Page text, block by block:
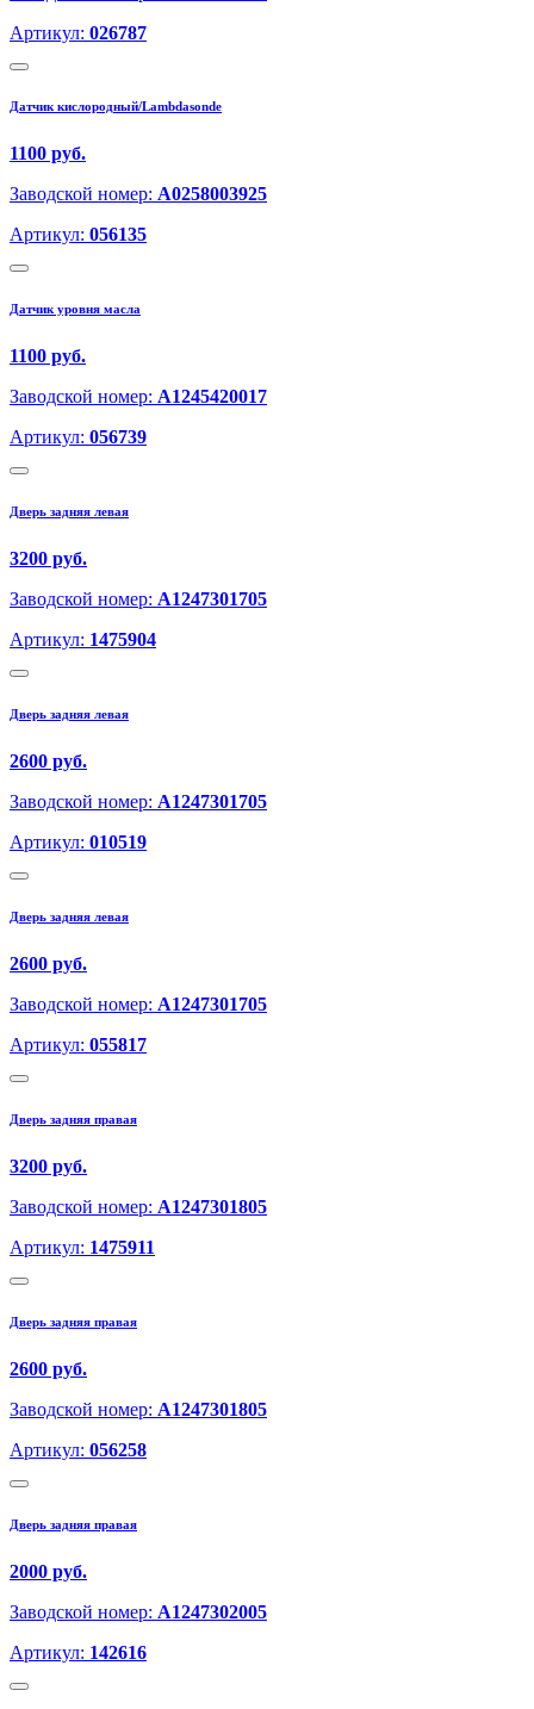
Артикул: 026787
Датчик кислородный/Lambdasonde
1100 руб.
Заводской номер: A0258003925
Артикул: 056135
Датчик уровня масла
1100 руб.
Заводской номер: A1245420017
Артикул: 056739
Дверь задняя левая
3200 руб.
Заводской номер: A1247301705
Артикул: 1475904
Дверь задняя левая
2600 руб.
Заводской номер: A1247301705
Артикул: 010519
Дверь задняя левая
2600 руб.
Заводской номер: A1247301705
Артикул: 055817
Дверь задняя правая
3200 руб.
Заводской номер: A1247301805
Артикул: 1475911
Дверь задняя правая
2600 руб.
Заводской номер: A1247301805
Артикул: 056258
Дверь задняя правая
2000 руб.
Заводской номер: A1247302005
Артикул: 142616